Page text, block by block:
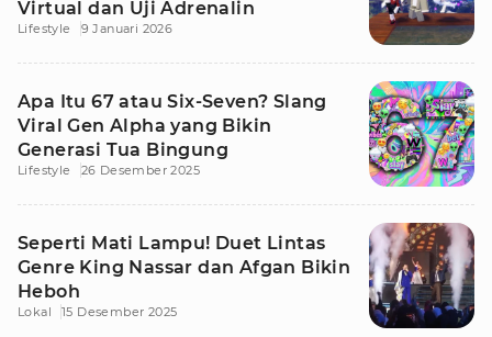
Virtual dan Uji Adrenalin
Lifestyle 9 Januari 2026
Apa Itu 67 atau Six-Seven? Slang
Viral Gen Alpha yang Bikin
Generasi Tua Bingung
Lifestyle 26 Desember 2025
Seperti Mati Lampu! Duet Lintas
Genre King Nassar dan Afgan Bikin
Heboh
Lokal 15 Desember 2025